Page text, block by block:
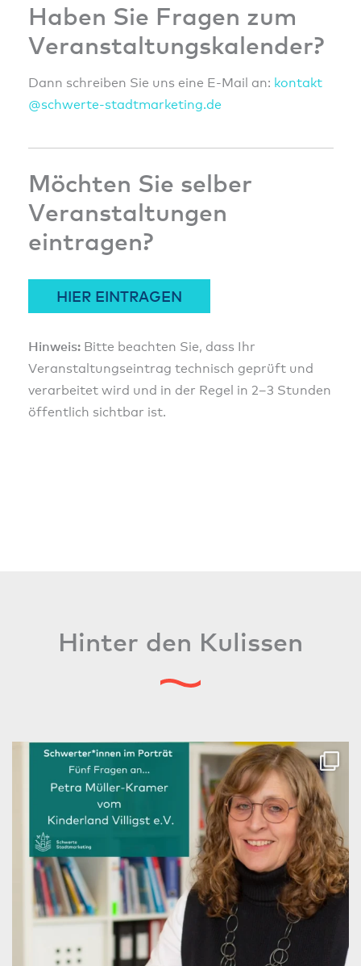
Haben Sie Fragen zum
Veranstaltungskalender?
Dann schreiben Sie uns eine E-Mail an: kontakt
@schwerte-stadtmarketing.de
Möchten Sie selber
Veranstaltungen
eintragen?
HIER EINTRAGEN
Hinweis:Bitte beachten Sie, dass Ihr
Veranstaltungseintrag technisch geprüft und
verarbeitet wird und in der Regel in 2–3 Stunden
öffentlich sichtbar ist.
Hinter den Kulissen